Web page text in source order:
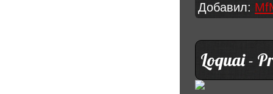
Добавил:
Loquai -